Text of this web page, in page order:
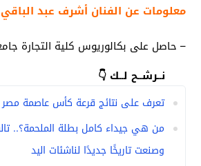
معلومات عن الفنان أشرف عبد
– حاصل على بكالوريوس كلية التجارة
نــرشــح لــك 👇
تعرف على نتائج قرعة كأس عاصمة مصر كاملة
من هي جيداء كامل بطلة الملحمة؟..
وصنعت تاريخًا جديدًا لناشئات اليد